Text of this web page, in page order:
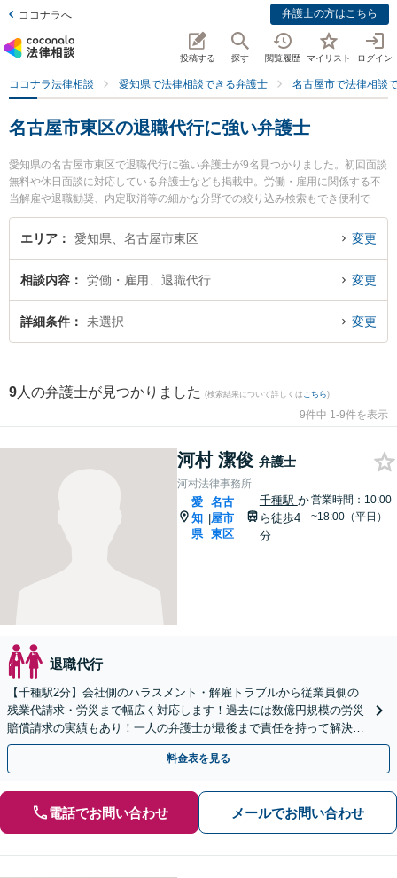
ココナラへ 弁護士の方はこちら
投稿する 探す 閲覧履歴 マイリスト ログイン
ココナラ法律相談 愛知県で法律相談できる弁護士 名古屋市で法律相談
名古屋市東区の退職代行に強い弁護士
愛知県の名古屋市東区で退職代行に強い弁護士が9名見つかりました。初回面談
無料や休日面談に対応している弁護士なども掲載中。労働・雇用に関係する不
当解雇や退職勧奨、内定取消等の細かな分野での絞り込み検索もでき便利で
す。特に河村法律事務所の河村 潔俊弁護士やたいよう法律事務所の松山 健弁護
士、安藤・中尾・中村法律事務所の安藤 恭平弁護士のプロフィール情報や弁護
解決の実績豊富な近くの弁護士を検索したい』『初回相談無料で退職代行を法
律相談できる名古屋市東区内の弁護士に相談予約したい』などでお困りの相談
者さんにおすすめです。
エリア 愛知県、名古屋市東区 変更
相談内容 労働・雇用、退職代行 変更
詳細条件 未選択 変更
9 人の弁護士が見つかりました (検索結果について詳しくは こちら)
9件中 1-9件を表示
河村 潔俊 弁護士
河村法律事務所
愛
知
県
|
名古
屋市
東区
千種駅 か
ら徒歩4
分
営業時間：10:00
~18:00（平日）
退職代行
【千種駅2分】会社側のハラスメント・解雇トラブルから従業員側の
残業代請求・労災まで幅広く対応します！過去には数億円規模の労災
賠償請求の実績もあり！一人の弁護士が最後まで責任を持って解決を
目指します！【土日夜間対応可】【オンライン対応可】
料金表を見る
電話でお問い合わせ メールでお問い合わせ